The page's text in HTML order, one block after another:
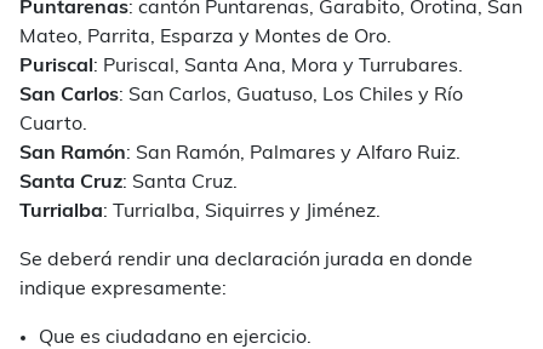
Puntarenas: cantón Puntarenas, Garabito, Orotina, San
Mateo, Parrita, Esparza y Montes de Oro.
Puriscal : Puriscal, Santa Ana, Mora y Turrubares.
San Carlos: San Carlos, Guatuso, Los Chiles y Río
Cuarto.
San Ramón: San Ramón, Palmares y Alfaro Ruiz.
Santa Cruz: Santa Cruz.
Turrialba: Turrialba, Siquirres y Jiménez.
Se deberá rendir una declaración jurada en donde
indique expresamente:
Que es ciudadano en ejercicio.